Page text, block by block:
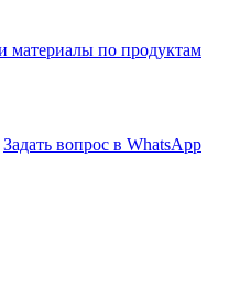
материалы по продуктам
Задать вопрос в WhatsApp